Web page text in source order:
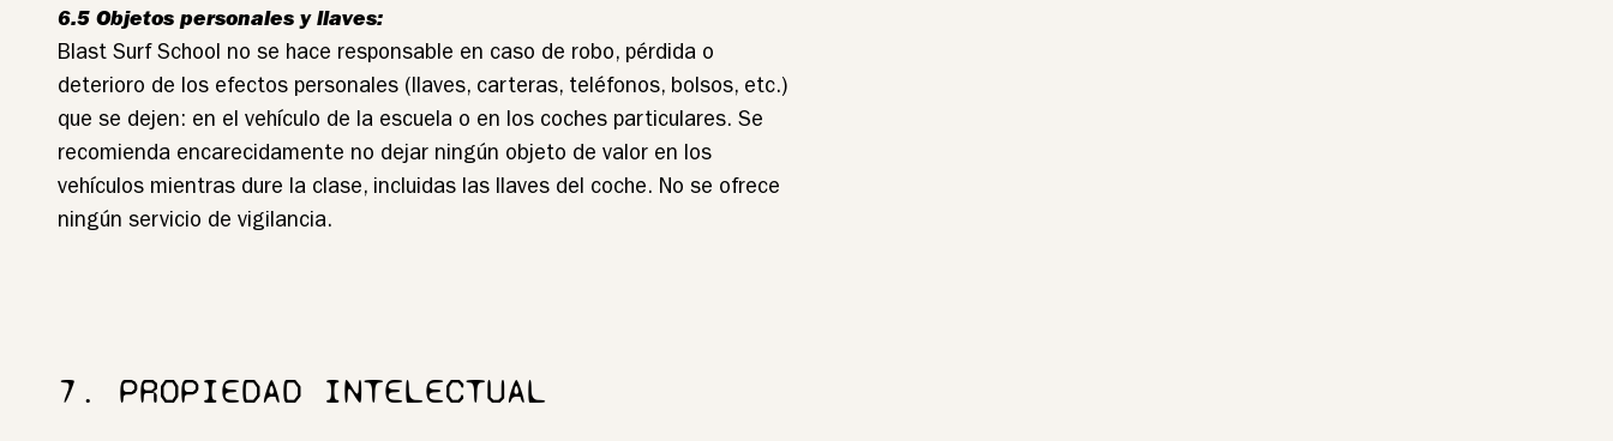
6.5 Objetos personales y llaves:
Blast Surf School no se hace responsable en caso de robo, pérdida o
deterioro de los efectos personales (llaves, carteras, teléfonos, bolsos, etc.)
que se dejen: en el vehículo de la escuela o en los coches particulares. Se
recomienda encarecidamente no dejar ningún objeto de valor en los
vehículos mientras dure la clase, incluidas las llaves del coche. No se ofrece
ningún servicio de vigilancia.
7. PROPIEDAD INTELECTUAL